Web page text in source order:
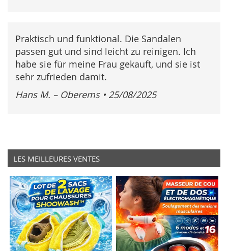
Praktisch und funktional. Die Sandalen
passen gut und sind leicht zu reinigen. Ich
habe sie für meine Frau gekauft, und sie ist
sehr zufrieden damit.
Hans M. – Oberems • 25/08/2025
LES MEILLEURES VENTES